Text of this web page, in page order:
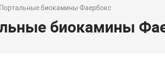
биокамины Фаербокс
биокамины